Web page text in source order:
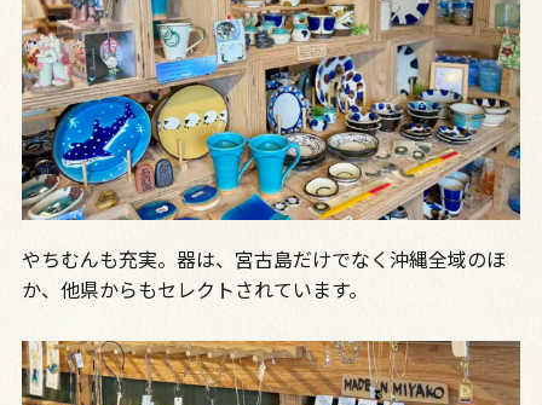
やちむんも充実。器は、宮古島だけでなく沖縄全域のほ
か、他県からもセレクトされています。